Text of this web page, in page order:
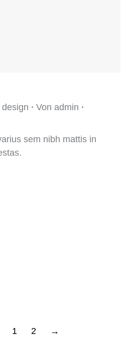
Von admin
sem nibh mattis in
1 2 →